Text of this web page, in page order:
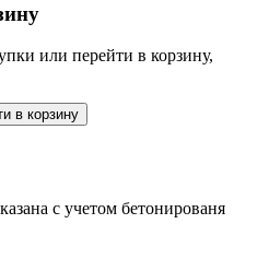
или перейти в корзину,
в корзину
с учетом бетонированя